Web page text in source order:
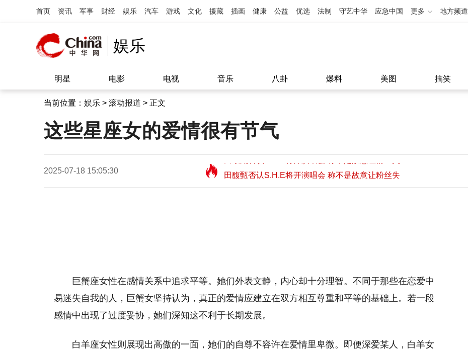
首页 资讯 军事 财经 娱乐 汽车 游戏 文化 援藏 插画 健康 公益 优选 法制 守艺中华 应急中国 更多 地方频道
娱乐
明星 电影 电视 音乐 八卦 爆料 美图 搞笑
当前位置： 娱乐 > 滚动报道 > 正文
这些星座女的爱情很有节气
2025-07-18 15:05:30
田馥甄否认S.H.E将开演唱会 称不是故意让粉丝失
望11:08
田馥甄否认S.H.E将开演唱会 称不是故意让粉丝失
巨蟹座女性在感情关系中追求平等。她们外表文静，内心却十分理智。不同于那些在恋爱中
易迷失自我的人，巨蟹女坚持认为，真正的爱情应建立在双方相互尊重和平等的基础上。若一段
感情中出现了过度妥协，她们深知这不利于长期发展。
白羊座女性则展现出高傲的一面，她们的自尊不容许在爱情里卑微。即便深爱某人，白羊女